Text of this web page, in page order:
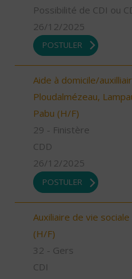
Possibilité de CDI ou
26/12/2025
POSTULER
Aide à domicile/
Ploudalmézeau,
Pabu (H/F)
29 - Finistère
CDD
26/12/2025
POSTULER
Auxiliaire de vie
(H/F)
32 - Gers
CDI